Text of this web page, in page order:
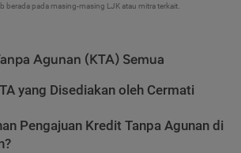
berada pada masing-masing LJK atau mitra terkait.
Agunan (KTA) Semua
yang Disediakan oleh Cermati
Pengajuan Kredit Tanpa Agunan di